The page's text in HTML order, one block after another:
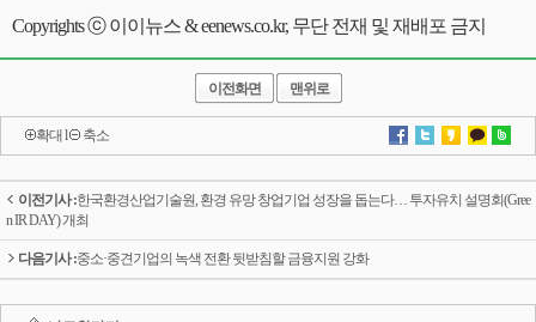
Copyrights ⓒ 이이뉴스 & eenews.co.kr, 무단 전재 및 재배포 금지
이전화면 맨위로
확대 l 축소
이전기사 :한국환경산업기술원, 환경 유망 창업기업 성장을 돕는다… 투자유치 설명회(Gree
n IR DAY) 개최
다음기사 :중소·중견기업의 녹색 전환 뒷받침할 금융지원 강화